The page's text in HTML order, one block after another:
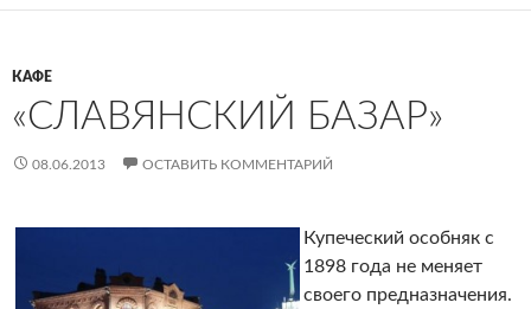
КАФЕ
«СЛАВЯНСКИЙ БАЗАР»
08.06.2013 ОСТАВИТЬ КОММЕНТАРИЙ
Купеческий особняк с
1898 года не меняет
своего предназначения.